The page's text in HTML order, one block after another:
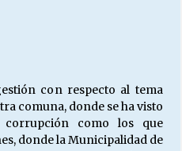
con respecto al tema
comuna, donde se ha visto
corrupción como los que
donde la Municipalidad de